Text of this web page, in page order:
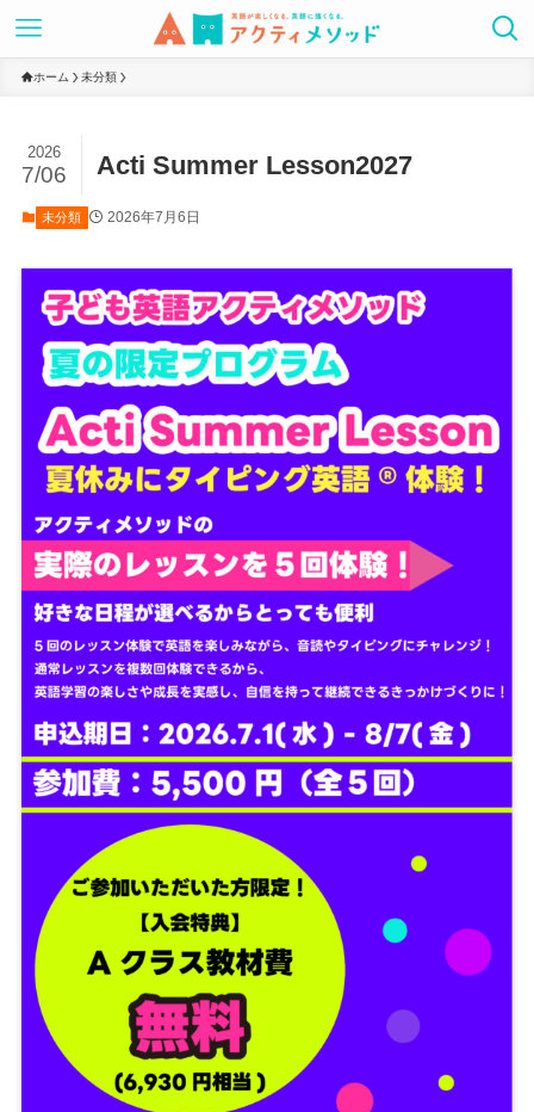
ホーム 未分類
Acti Summer Lesson2027
2026
7/06
未分類 2026年7月6日